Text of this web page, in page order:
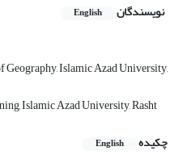
نویسندگان English
Geography, Islamic Azad University,
Islamic Azad University, Rasht
چکیده
English